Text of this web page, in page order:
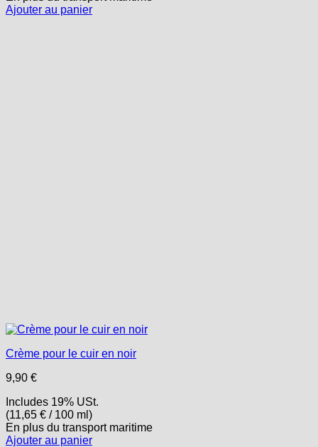
Ajouter au panier
Crème pour le cuir en noir
9,90 €
Includes 19% USt.
(11,65 € / 100 ml)
En plus du transportmaritime
Ajouter au panier